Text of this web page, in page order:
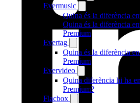
Evermusic
Quina és la diferència
Quina és la diferència
Premium
Evertag
Quina és la diferència
Premium
Evervideo
Quina diferència hi ha
Premium?
Flacbox